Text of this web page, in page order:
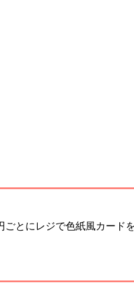
とにレジで色紙風カード